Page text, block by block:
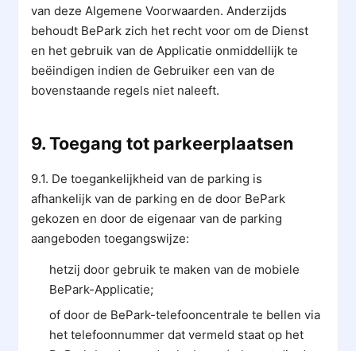
van deze Algemene Voorwaarden. Anderzijds
behoudt BePark zich het recht voor om de Dienst
en het gebruik van de Applicatie onmiddellijk te
beëindigen indien de Gebruiker een van de
bovenstaande regels niet naleeft.
9. Toegang tot parkeerplaatsen
9.1. De toegankelijkheid van de parking is
afhankelijk van de parking en de door BePark
gekozen en door de eigenaar van de parking
aangeboden toegangswijze:
hetzij door gebruik te maken van de mobiele
BePark-Applicatie;
of door de BePark-telefooncentrale te bellen via
het telefoonnummer dat vermeld staat op het